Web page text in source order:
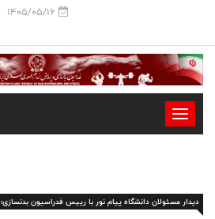
1405/05/16
-
-
-
دیدار مسئولان دانشگاه پیام نور با رییس فدراسیون بدنسازی؛